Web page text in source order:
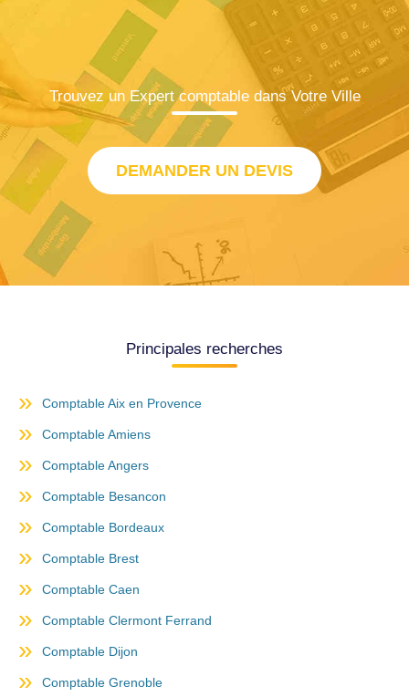
Trouvez un Expert comptable dans Votre Ville
DEMANDER UN DEVIS
Principales recherches
Comptable Aix en Provence
Comptable Amiens
Comptable Angers
Comptable Besancon
Comptable Bordeaux
Comptable Brest
Comptable Caen
Comptable Clermont Ferrand
Comptable Dijon
Comptable Grenoble